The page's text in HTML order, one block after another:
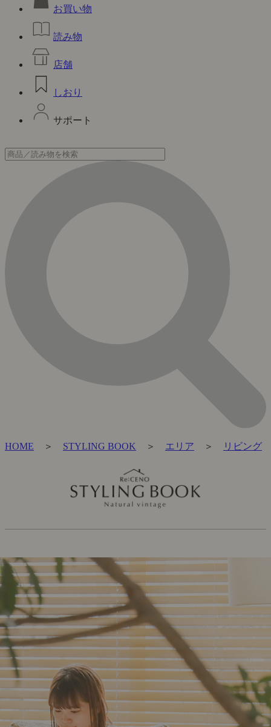
お買い物
読み物
店舗
しおり
サポート
HOME ＞ STYLING BOOK ＞ エリア ＞ リビング